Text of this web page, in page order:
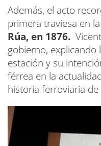
Además, el acto
primera traviesa en
Rúa, en 1876.
gobierno, explicando
estación y su
férrea en la
historia ferroviaria de